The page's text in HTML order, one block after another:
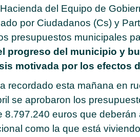
del Equipo de
por Ciudadanos (Cs) y
presupuestos municipales
progreso del municipio y
motivada por los efectos
recordado esta mañana en
se aprobaron los
8.797.240 euros que deberán
como la que está